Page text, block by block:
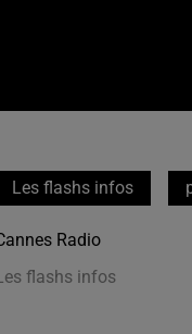
Les flashs infos
Radio
flashs infos